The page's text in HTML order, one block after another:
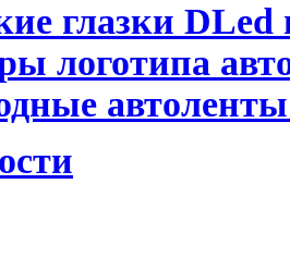
глазки DLed
логотипа